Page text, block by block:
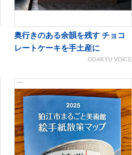
奥行きのある余韻を残す チョコ
レートケーキを手土産に
ODAKYU VOICE